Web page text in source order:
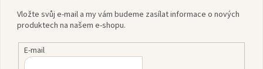
Vložte svůj e-mail a my vám budeme zasílat informace o nových
produktech na našem e-shopu.
E-mail